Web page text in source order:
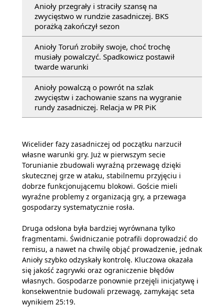
Anioły przegrały i straciły szansę na
zwycięstwo w rundzie zasadniczej. BKS
porażką zakończył sezon
Anioły Toruń zrobiły swoje, choć trochę
musiały powalczyć. Spadkowicz postawił
twarde warunki
Anioły powalczą o powrót na szlak
zwycięstw i zachowanie szans na wygranie
rundy zasadniczej. Relacja w PR PiK
Wicelider fazy zasadniczej od początku narzucił
własne warunki gry. Już w pierwszym secie
Torunianie zbudowali wyraźną przewagę dzięki
skutecznej grze w ataku, stabilnemu przyjęciu i
dobrze funkcjonującemu blokowi. Goście mieli
wyraźne problemy z organizacją gry, a przewaga
gospodarzy systematycznie rosła.
Druga odsłona była bardziej wyrównana tylko
fragmentami. Świdniczanie potrafili doprowadzić do
remisu, a nawet na chwilę objąć prowadzenie, jednak
Anioły szybko odzyskały kontrolę. Kluczowa okazała
się jakość zagrywki oraz ograniczenie błędów
własnych. Gospodarze ponownie przejęli inicjatywę i
konsekwentnie budowali przewagę, zamykając seta
wynikiem 25:19.